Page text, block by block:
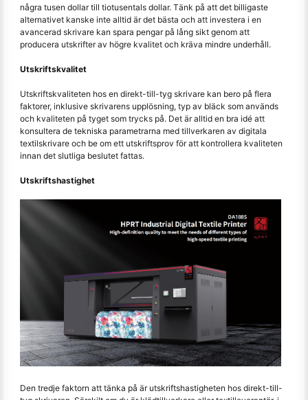
några tusen dollar till tiotusentals dollar. Tänk på att det billigaste
alternativet kanske inte alltid är det bästa och att investera i en
avancerad skrivare kan spara pengar på lång sikt genom att
producera utskrifter av högre kvalitet och kräva mindre underhåll.
Utskriftskvalitet
Utskriftskvaliteten hos en direkt-till-tyg skrivare kan bero på flera
faktorer, inklusive skrivarens upplösning, typ av bläck som används
och kvaliteten på tyget som trycks på. Det är alltid en bra idé att
konsultera de tekniska parametrarna med tillverkaren av digitala
textilskrivare och be om ett utskriftsprov för att kontrollera kvaliteten
innan det slutliga beslutet fattas.
Utskriftshastighet
Den tredje faktorn att tänka på är utskriftshastigheten hos direkt-till-